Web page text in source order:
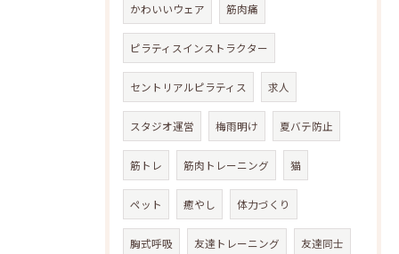
かわいいウェア 筋肉痛
ピラティスインストラクター
セントリアルピラティス 求人
スタジオ運営 梅雨明け 夏バテ防止
筋トレ 筋肉トレーニング 猫
ペット 癒やし 体力づくり
胸式呼吸 友達トレーニング 友達同士